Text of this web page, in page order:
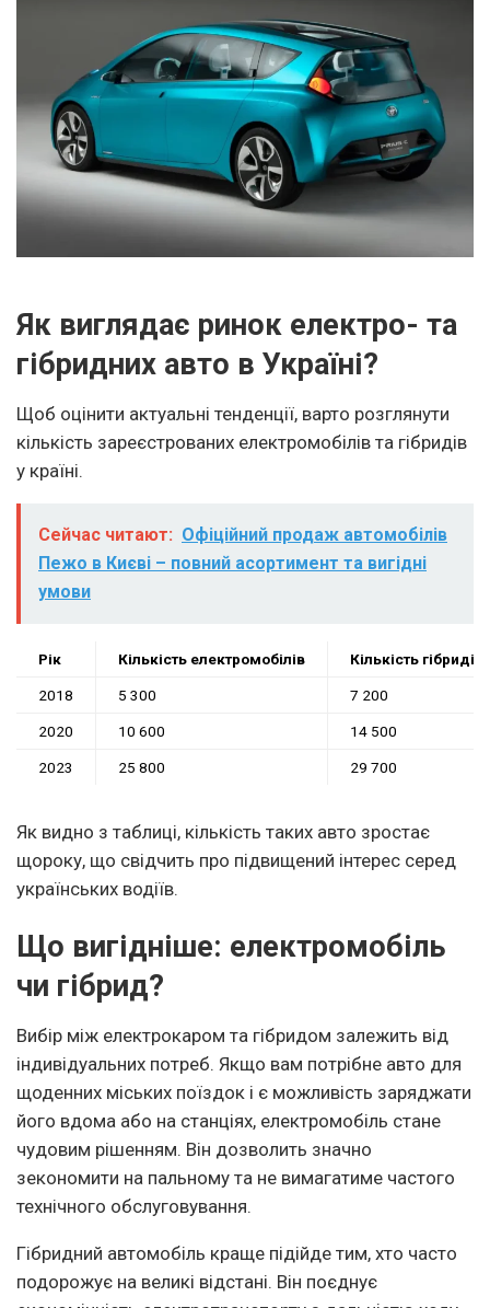
Як виглядає ринок електро- та
гібридних авто в Україні?
Щоб оцінити актуальні тенденції, варто розглянути
кількість зареєстрованих електромобілів та гібридів
у країні.
Сейчас читают: Офіційний продаж автомобілів
Пежо в Києві – повний асортимент та вигідні
умови
Рік Кількість електромобілів Кількість гібридів
2018 5 300 7 200
2020 10 600 14 500
2023 25 800 29 700
Як видно з таблиці, кількість таких авто зростає
щороку, що свідчить про підвищений інтерес серед
українських водіїв.
Що вигідніше: електромобіль
чи гібрид?
Вибір між електрокаром та гібридом залежить від
індивідуальних потреб. Якщо вам потрібне авто для
щоденних міських поїздок і є можливість заряджати
його вдома або на станціях, електромобіль стане
чудовим рішенням. Він дозволить значно
зекономити на пальному та не вимагатиме частого
технічного обслуговування.
Гібридний автомобіль краще підійде тим, хто часто
подорожує на великі відстані. Він поєднує